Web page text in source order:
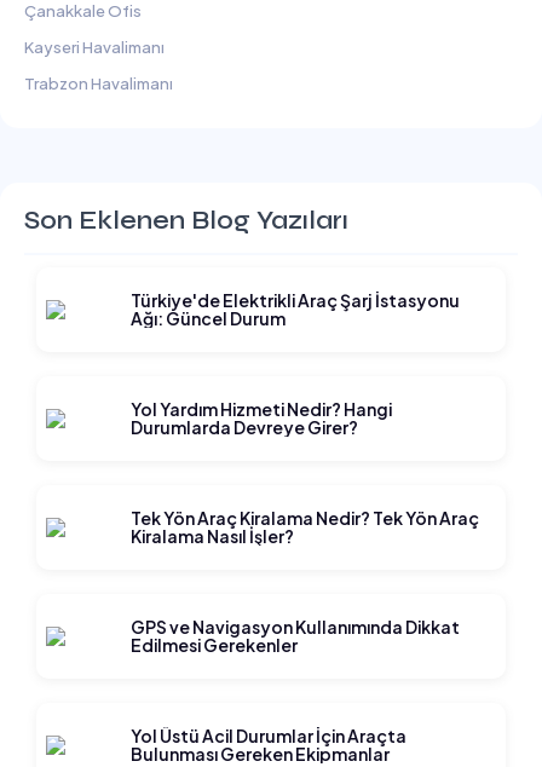
Çanakkale Ofis
Kayseri Havalimanı
Trabzon Havalimanı
Son Eklenen Blog Yazıları
Türkiye'de Elektrikli Araç Şarj İstasyonu
Ağı: Güncel Durum
Yol Yardım Hizmeti Nedir? Hangi
Durumlarda Devreye Girer?
Tek Yön Araç Kiralama Nedir? Tek Yön Araç
Kiralama Nasıl İşler?
GPS ve Navigasyon Kullanımında Dikkat
Edilmesi Gerekenler
Yol Üstü Acil Durumlar İçin Araçta
Bulunması Gereken Ekipmanlar